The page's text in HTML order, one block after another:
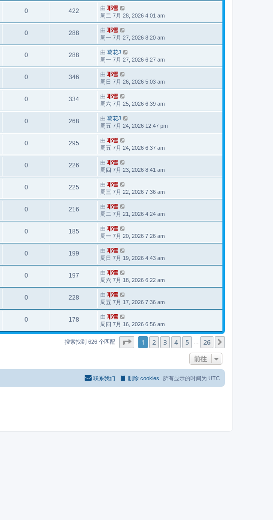
0 422 由 耶雪
周二 7月 28, 2026 4:01 am
0 288 由 耶雪
周一 7月 27, 2026 8:20 am
0 288 由 葛花J
周一 7月 27, 2026 6:27 am
0 346 由 耶雪
周日 7月 26, 2026 5:03 am
0 334 由 耶雪
周六 7月 25, 2026 6:39 am
0 268 由 葛花J
周五 7月 24, 2026 12:47 pm
0 295 由 耶雪
周五 7月 24, 2026 6:37 am
0 226 由 耶雪
周四 7月 23, 2026 8:41 am
0 225 由 耶雪
周三 7月 22, 2026 7:36 am
0 216 由 耶雪
周二 7月 21, 2026 4:24 am
0 185 由 耶雪
周一 7月 20, 2026 7:26 am
0 199 由 耶雪
周日 7月 19, 2026 4:43 am
0 197 由 耶雪
周六 7月 18, 2026 6:22 am
0 228 由 耶雪
周五 7月 17, 2026 7:36 am
0 178 由 耶雪
周四 7月 16, 2026 6:56 am
搜索找到 626 个匹配 分页： 1 26
1 2 3 4 5 26
前往
所有显示的时间为 UTC
删除 cookies
联系我们